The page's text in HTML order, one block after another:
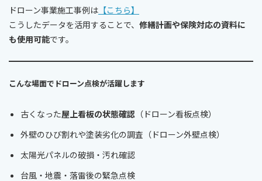
ドローン事業施工事例は 【こちら】
こうしたデータを活用することで、 修繕計画や保険対応の資料に
も使用可能です。
こんな場面でドローン点検が活躍します
古くなった屋上看板の状態確認 （ドローン看板点検）
外壁のひび割れや塗装劣化の調査（ドローン外壁点検）
太陽光パネルの破損・汚れ確認
台風・地震・落雷後の緊急点検